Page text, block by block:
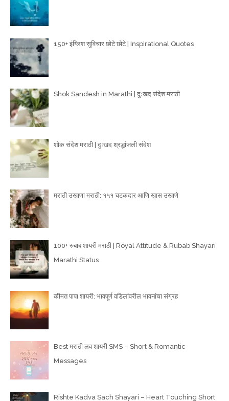
150+ इंग्लिश सुविचार छोटे छोटे | Inspirational Quotes
Shok Sandesh in Marathi | दुःखद संदेश मराठी
शोक संदेश मराठी | दुःखद श्रद्धांजली संदेश
मराठी उखाणा मराठी: १५१ चटकदार आणि खास उखाणे
100+ रुबाब शायरी मराठी | Royal Attitude & Rubab Shayari
Marathi Status
कीमत पापा शायरी: भावपूर्ण वडिलांवरील भावनांचा संग्रह
Best मराठी लव शायरी SMS – Short & Romantic
Messages
Rishte Kadva Sach Shayari – Heart Touching Short